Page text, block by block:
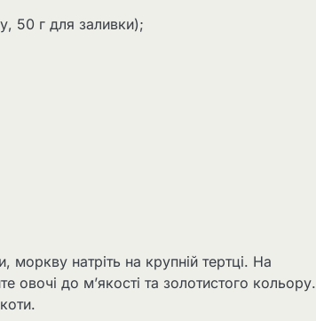
50 г для заливки);
натріть на крупній тертці. На
овочі до м’якості та золотистого кольору.